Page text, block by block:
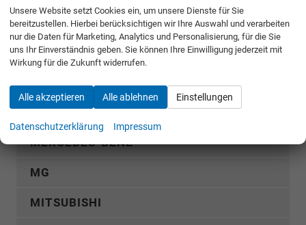
GWM
HYUNDAI
KGM
KIA
MERCEDES-BENZ
MG
MITSUBISHI
Unsere Website setzt Cookies ein, um unsere Dienste für Sie
bereitzustellen. Hierbei berücksichtigen wir Ihre Auswahl und verarbeiten
nur die Daten für Marketing, Analytics und Personalisierung, für die Sie
uns Ihr Einverständnis geben. Sie können Ihre Einwilligung jederzeit mit
Wirkung für die Zukunft widerrufen.
Alle akzeptieren Alle ablehnen Einstellungen
Datenschutzerklärung Impressum